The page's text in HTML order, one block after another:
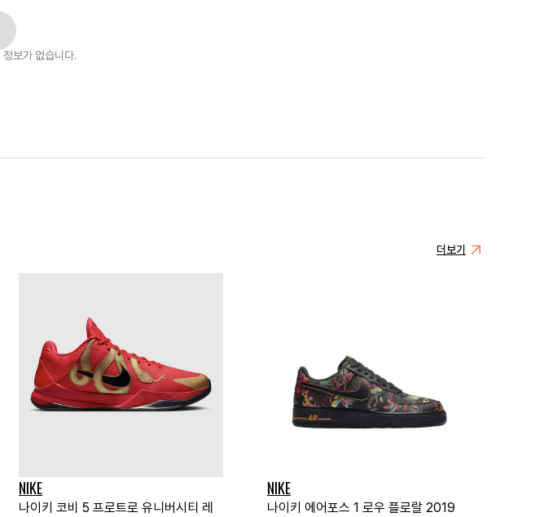
정보가 없습니다.
더보기
NIKE
나이키 코비 5 프로트로 유니버시티 레
NIKE
나이키 에어포스 1 로우 플로랄 2019